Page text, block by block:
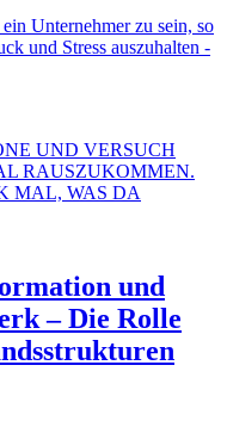
Unternehmer zu sein, so
und Stress auszuhalten -
und
– Die Rolle